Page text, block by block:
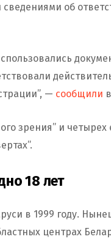
об
— сообщили
зрения” и четырех
18 лет
в 1999 году.
центрах